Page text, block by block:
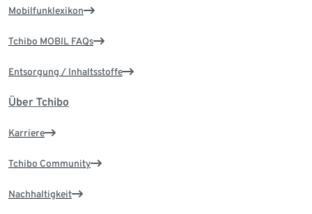
Mobilfunklexikon
Tchibo MOBIL FAQs
Entsorgung / Inhaltsstoffe
Über Tchibo
Karriere
Tchibo Community
Nachhaltigkeit